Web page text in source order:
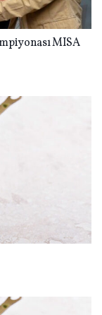
MISA